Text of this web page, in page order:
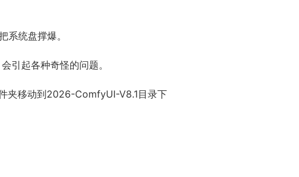
系统盘撑爆。
会引起各种奇怪的问题。
夹移动到2026-ComfyUI-V8.1目录下